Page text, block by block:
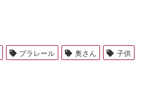
プラレール 奥さん
子供